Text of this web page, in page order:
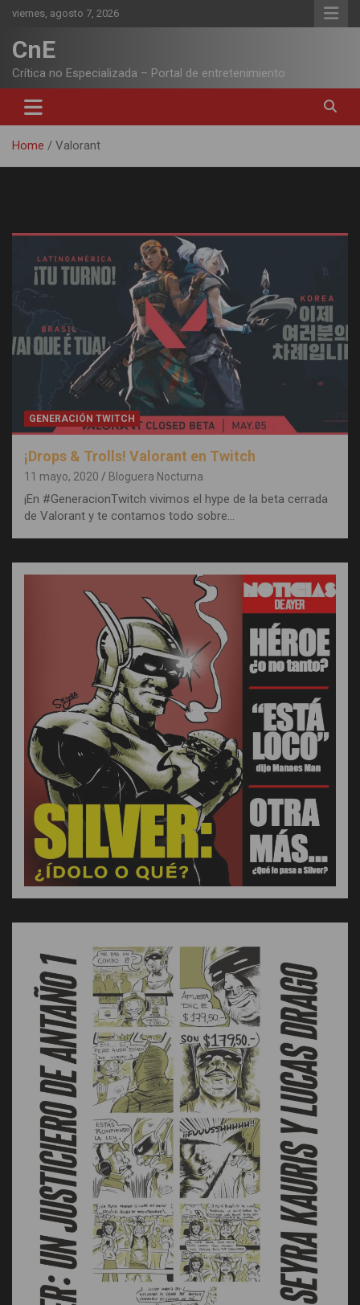
Skip
content
viernes, agosto 7, 2026
CnE
Crítica no Especializada – Portal de entretenimiento
Home Valorant
GENERACIÓN TWITCH
¡Drops & Trolls! Valorant en Twitch
11 mayo, 2020 Bloguera Nocturna
¡En #GeneracionTwitch vivimos el hype de la beta cerrada
de Valorant y te contamos todo sobre…